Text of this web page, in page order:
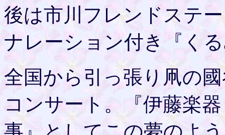
後は市川フレンドステ
ナレーション付き『く
全国から引っ張り凧の
コンサート。『伊藤楽